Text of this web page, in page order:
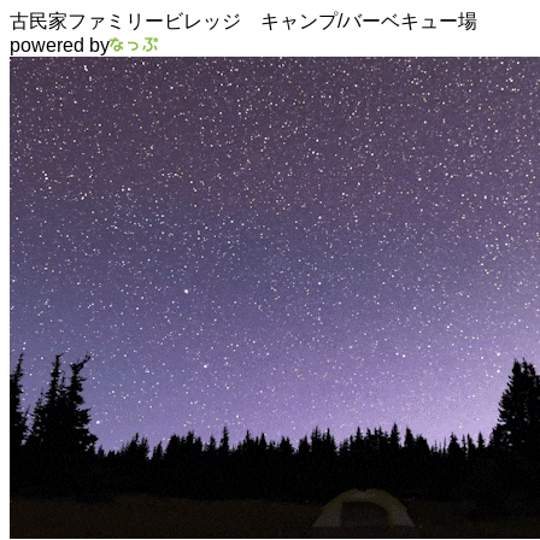
古民家ファミリービレッジ キャンプ/バーベキュー場
powered by